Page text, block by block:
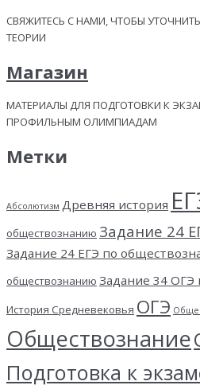
СВЯЖИТЕСЬ С НАМИ, ЧТОБЫ
ТЕОРИИ
Магазин
МАТЕРИАЛЫ ДЛЯ ПОДГОТОВКИ К
ПРОФИЛЬНЫМ ОЛИМПИАДАМ
Метки
Абсолютизм Древняя история
обществознанию Задание 24
Задание 24 ЕГЭ по
обществознанию Задание 34 ОГЭ
История Средневековья ОГЭ
Обществознание
Подготовка к